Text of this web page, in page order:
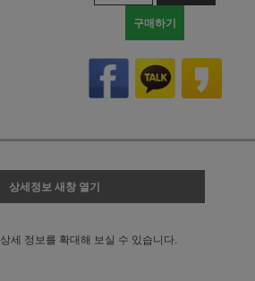
구매하기
상세정보 새창 열기
상세 정보를 확대해 보실 수 있습니다.